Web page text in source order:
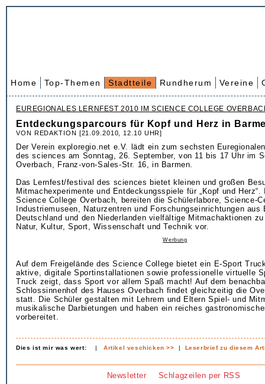
Home Top-Themen Stadtteile Rundherum Vereine
EUREGIONALES LERNFEST 2010 IM SCIENCE COLLEGE
Entdeckungsparcours für Kopf und Herz in
VON REDAKTION [21.09.2010, 12.10 UHR]
Der Verein exploregio.net e.V. lädt ein zum sechsten
des sciences am Sonntag, 26. September, von 11 bis 17 Uhr im
Overbach, Franz-von-Sales-Str. 16, in Barmen.
Das Lernfest/festival des sciences bietet kleinen und großen
Mitmachexperimente und Entdeckungsspiele für „Kopf und Herz“.
Science College Overbach, bereiten die Schülerlabore, Science-
Industriemuseen, Naturzentren und Forschungseinrichtungen aus
Deutschland und den Niederlanden vielfältige Mitmachaktionen
Natur, Kultur, Sport, Wissenschaft und Technik vor.
Werbung
Auf dem Freigelände des Science College bietet ein E-Sport
aktive, digitale Sportinstallationen sowie professionelle virtuelle
Truck zeigt, dass Sport vor allem Spaß macht! Auf dem
Schlossinnenhof des Hauses Overbach findet gleichzeitig die
statt. Die Schüler gestalten mit Lehrern und Eltern Spiel- und
musikalische Darbietungen und haben ein reiches
vorbereitet.
Dies ist mir was wert: |Artikel veschicken >> | Leserbrief zu diesem
Newsletter Schlagzeilen per RSS